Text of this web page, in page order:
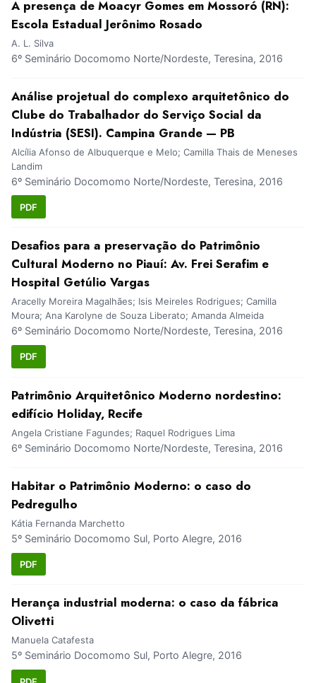
A presença de Moacyr Gomes em Mossoró (RN):
Escola Estadual Jerônimo Rosado
A. L. Silva
6º Seminário Docomomo Norte/Nordeste, Teresina, 2016
Análise projetual do complexo arquitetônico do
Clube do Trabalhador do Serviço Social da
Indústria (SESI). Campina Grande — PB
Alcília Afonso de Albuquerque e Melo; Camilla Thais de Meneses
Landim
6º Seminário Docomomo Norte/Nordeste, Teresina, 2016
PDF
Desafios para a preservação do Patrimônio
Cultural Moderno no Piauí: Av. Frei Serafim e
Hospital Getúlio Vargas
Aracelly Moreira Magalhães; Isis Meireles Rodrigues; Camilla
Moura; Ana Karolyne de Souza Liberato; Amanda Almeida
6º Seminário Docomomo Norte/Nordeste, Teresina, 2016
PDF
Patrimônio Arquitetônico Moderno nordestino:
edifício Holiday, Recife
Angela Cristiane Fagundes; Raquel Rodrigues Lima
6º Seminário Docomomo Norte/Nordeste, Teresina, 2016
Habitar o Patrimônio Moderno: o caso do
Pedregulho
Kátia Fernanda Marchetto
5º Seminário Docomomo Sul, Porto Alegre, 2016
PDF
Herança industrial moderna: o caso da fábrica
Olivetti
Manuela Catafesta
5º Seminário Docomomo Sul, Porto Alegre, 2016